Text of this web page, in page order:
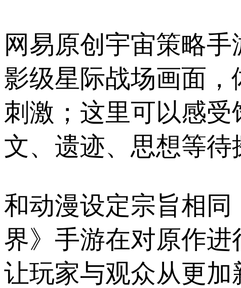
网易原创宇宙策略
影级星际战场画面
刺激；这里可以感
文、遗迹、思想等待
和动漫设定宗旨相同
界》手游在对原作进
让玩家与观众从更加